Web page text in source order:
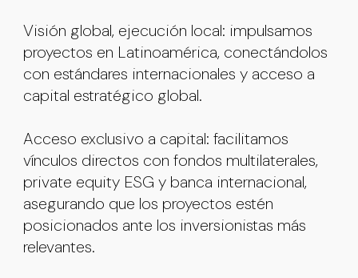
Visión global, ejecución local: impulsamos
proyectos en Latinoamérica, conectándolos
con estándares internacionales y acceso a
capital estratégico global.
Acceso exclusivo a capital: facilitamos
vínculos directos con fondos multilaterales,
private equity ESG y banca internacional,
asegurando que los proyectos estén
posicionados ante los inversionistas más
relevantes.